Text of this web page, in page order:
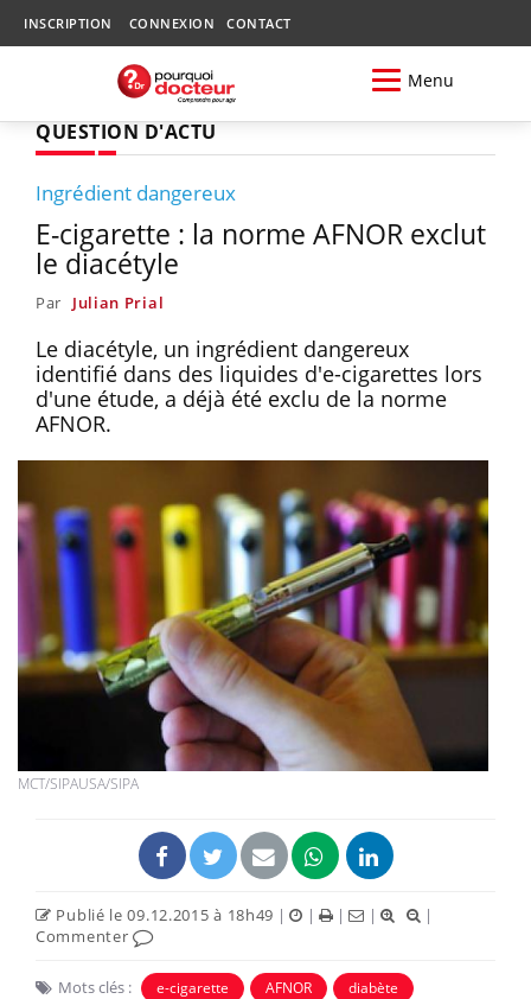
INSCRIPTION CONNEXION CONTACT
Menu
QUESTION D'ACTU
Ingrédient dangereux
E-cigarette : la norme AFNOR exclut
le diacétyle
Par Julian Prial
Le diacétyle, un ingrédient dangereux
identifié dans des liquides d'e-cigarettes lors
d'une étude, a déjà été exclu de la norme
AFNOR.
MCT/SIPAUSA/SIPA
Publié le 09.12.2015 à 18h49 | | | |
|
Commenter
Mots clés : e-cigarette AFNOR
diabète